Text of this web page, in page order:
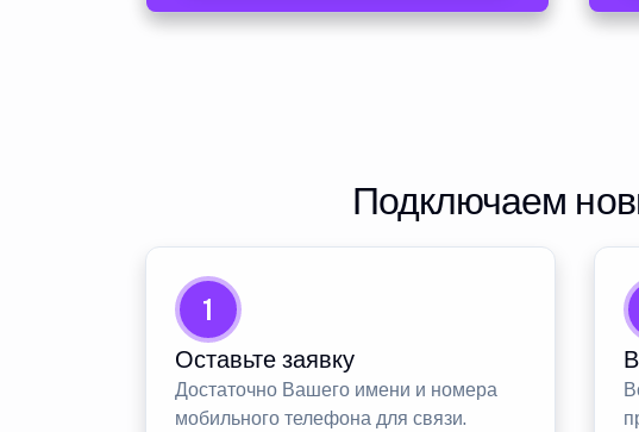
Подключаем
1
Оставьте заявку
Достаточно Вашего имени и номера
мобильного телефона для связи.